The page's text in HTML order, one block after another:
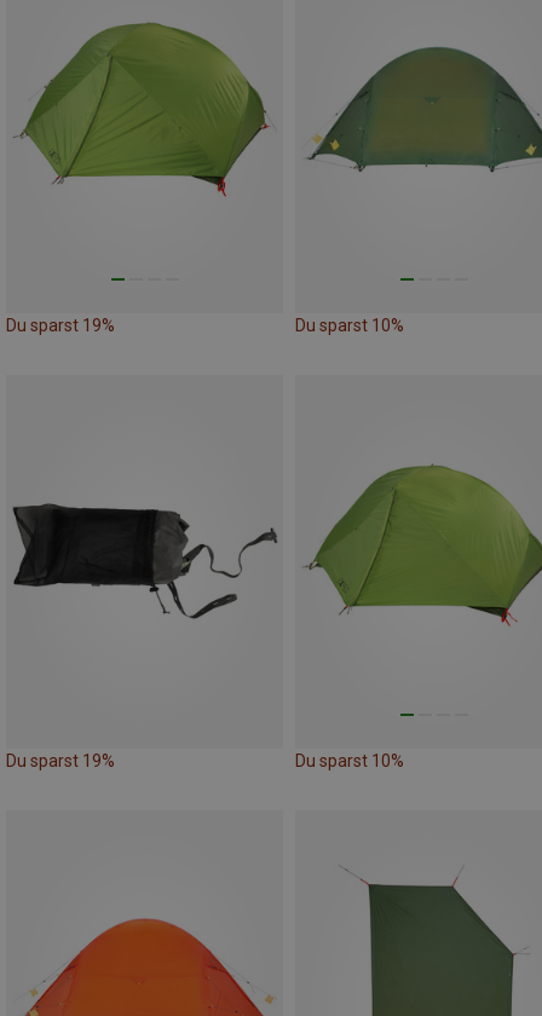
Du sparst 19% Du sparst 10%
Du sparst 19% Du sparst 10%